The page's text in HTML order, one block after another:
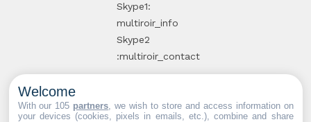
Skype1:
multiroir_info
Skype2
:multiroir_contact
10, route de
Welcome
With our 105 partners , we wish to store and access information on
your devices (cookies, pixels in emails, etc.), combine and share